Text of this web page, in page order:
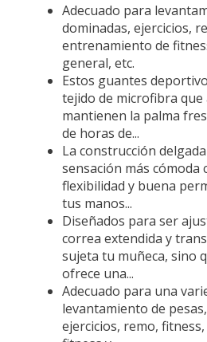
Adecuado para
dominadas, ejercicios,
entrenamiento de
general, etc.
Estos guantes
tejido de microfibra
mantienen la palma
de horas de...
La construcción
sensación más cómoda
flexibilidad y buena
tus manos...
Diseñados para ser
correa extendida y
sujeta tu muñeca, sino
ofrece una...
Adecuado para una
levantamiento de
ejercicios, remo,